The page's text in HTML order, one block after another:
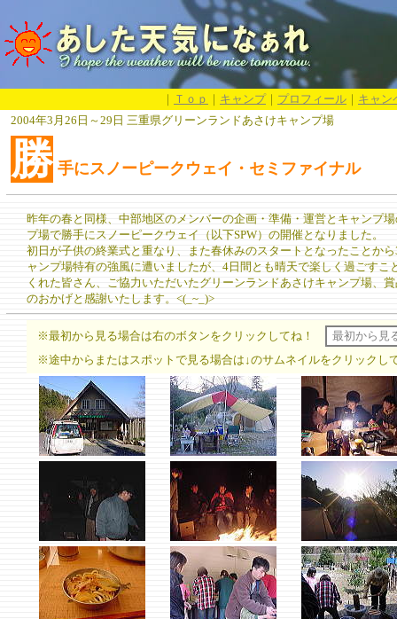
｜ Ｔｏｐ ｜ キャンプ｜ プロフィール ｜ キャン
2004年3月26日～29日 三重県グリーンランドあさけキャンプ場
勝 手にスノーピークウェイ・セミファイナル
昨年の春と同様、中部地区のメンバーの企画・準備・運営とキャンプ
プ場で勝手にスノーピークウェイ（以下SPW）の開催となりました。
初日が子供の終業式と重なり、また春休みのスタートとなったことか
ャンプ場特有の強風に遭いましたが、4日間とも晴天で楽しく過ごす
くれた皆さん、ご協力いただいたグリーンランドあさけキャンプ場、
のおかげと感謝いたします。<(_~_)>
※最初から見る場合は右のボタンをクリックしてね！
※途中からまたはスポットで見る場合は↓のサムネイルをクリックし